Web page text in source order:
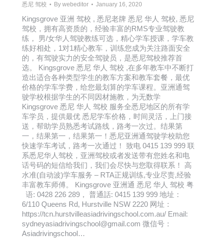
悉尼 驾校 By webeditor January 16, 2020
Kingsgrove 亚洲 驾校 , 悉尼老牌 悉尼 华人 驾校, 悉尼
驾校，拥有高资质的，经验丰富的RMS专业驾驶教
练， 男/女华人驾驶教练可选，精心学车授课，学车教
练好相处，1对1精心教车，训练您成为关注路面安全
的，有驾驶实力的安全驾驶员，是悉尼驾校推荐首
选。 Kingsgrove 悉尼 华人 驾校 ,在多年教车中不断打
造出适合各种类型学生的教车方案和教车套餐，最优
价格的学车学费，给您最划算的学车课程。亚洲通驾
驶学校根据学生的不同因材施教，为无数学
Kingsgrove 悉尼 华人 驾校 服务全悉尼地区的所有学
车学员，提供最优 悉尼学车价格，时间灵活，上门接
送，帮助学员熟悉考试路线，路考一次过。结果第
一，结果第一，结果第一！悉尼亚洲通驾驶学校助您
快速学车考试，路考一次通过！ 致电 0415 139 999 联
系悉尼华人驾校，亚洲驾校或者发送带有您姓名和电
话号码的短信给我们，我们会尽快与您取得联系！ 高
水准(自动波)学车服务 – RTA正规训练,专业尽责,经验
丰富教车师傅。 Kingsgrove 亚洲通 悉尼 华人 驾校 粤
语: 0428 226 289， 普通話: 0415 139 999 地址：
6/110 Queens Rd, Hurstville NSW 2220 网址：
https://tcn.hurstvilleasiadrivingschool.com.au/ Email:
sydneyasiadrivingschool@gmail.com 微信号：
Asiadrivingschool…